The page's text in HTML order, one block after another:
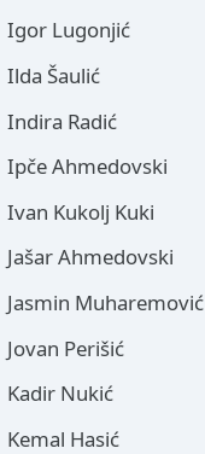
Igor Lugonjić
Ilda Šaulić
Indira Radić
Ipče Ahmedovski
Ivan Kukolj Kuki
Jašar Ahmedovski
Jasmin Muharemović
Jovan Perišić
Kadir Nukić
Kemal Hasić